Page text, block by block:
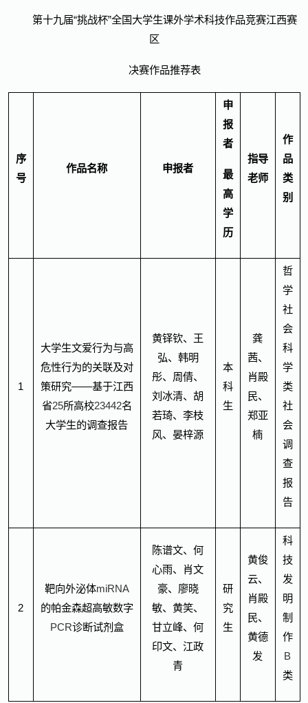
第十九届“挑战杯”全国大学生课外学术科技作品竞赛江西赛
区
决赛作品推荐表
序
号
作品名称 申报者
申
报
者
最
高
学
历
指导
老师
作
品
类
别
1
大学生文爱行为与高
危性行为的关联及对
策研究——基于江西
省25所高校23442名
大学生的调查报告
黄铎钦、王
弘、韩明
彤、周倩、
刘冰清、胡
若琦、李枝
风、晏梓源
本
科
生
龚
茜、
肖殿
民、
郑亚
楠
哲
学
社
会
科
学
类
社
会
调
查
报
告
2
靶向外泌体miRNA
的帕金森超高敏数字
PCR诊断试剂盒
陈谱文、何
心雨、肖文
豪、廖晓
敏、黄笑、
甘立峰、何
印文、江政
青
研
究
生
黄俊
云、
肖殿
民、
黄德
发
科
技
发
明
制
作
B
类